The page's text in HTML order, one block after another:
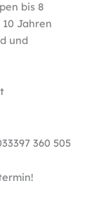
bis 8
Jahren
und
360 505